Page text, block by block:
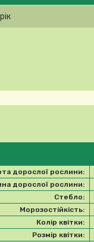
дорослої рослини:
дорослої рослини:
Стебло:
Морозостійкість:
Колір квітки:
Розмір квітки: